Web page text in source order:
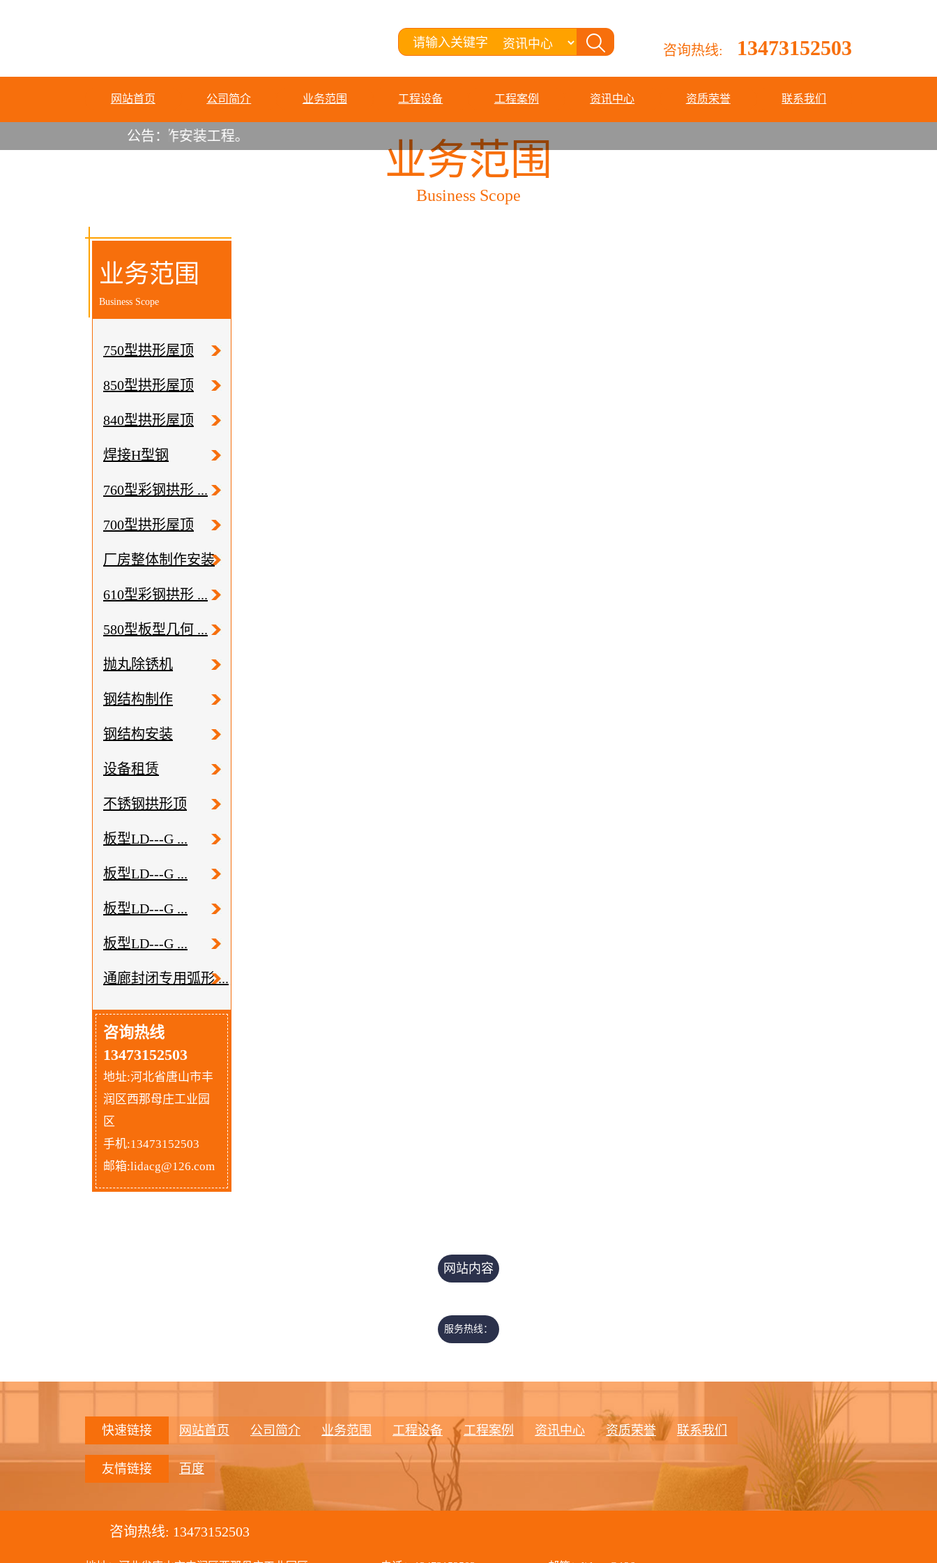
咨询热线: 13473152503
网站首页 公司简介 业务范围 工程设备 工程案例 资讯中心 资质荣誉 联系我们
公告：
米）和采光设计、制作安装工程。
业务范围
Business Scope
业务范围
Business Scope
750型拱形屋顶
850型拱形屋顶
840型拱形屋顶
焊接H型钢
760型彩钢拱形 ...
700型拱形屋顶
厂房整体制作安装
610型彩钢拱形 ...
580型板型几何 ...
抛丸除锈机
钢结构制作
钢结构安装
设备租赁
不锈钢拱形顶
板型LD---G ...
板型LD---G ...
板型LD---G ...
板型LD---G ...
通廊封闭专用弧形 ...
咨询热线
13473152503
地址:河北省唐山市丰
润区西那母庄工业园
区
手机:13473152503
邮箱:lidacg@126.com
网站内容
中……
服务热线：
快速链接 网站首页 公司简介 业务范围 工程设备 工程案例 资讯中心 资质荣誉 联系我们
友情链接 百度
咨询热线: 13473152503